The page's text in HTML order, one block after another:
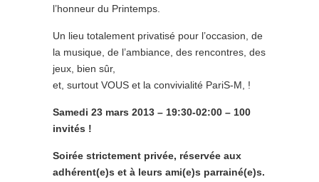
l’honneur du Printemps.
Un lieu totalement privatisé pour l’occasion, de
la musique, de l’ambiance, des rencontres, des
jeux, bien sûr,
et, surtout VOUS et la convivialité PariS-M, !
Samedi 23 mars 2013 – 19:30-02:00 – 100
invités !
Soirée strictement privée, réservée aux
adhérent(e)s et à leurs ami(e)s parrainé(e)s.